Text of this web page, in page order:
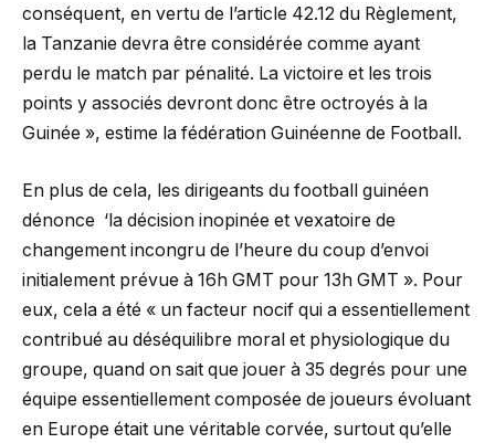
conséquent, en vertu de l’article 42.12 du Règlement,
la Tanzanie devra être considérée comme ayant
perdu le match par pénalité. La victoire et les trois
points y associés devront donc être octroyés à la
Guinée », estime la fédération Guinéenne de Football.
En plus de cela, les dirigeants du football guinéen
dénonce ‘la décision inopinée et vexatoire de
changement incongru de l’heure du coup d’envoi
initialement prévue à 16h GMT pour 13h GMT ». Pour
eux, cela a été « un facteur nocif qui a essentiellement
contribué au déséquilibre moral et physiologique du
groupe, quand on sait que jouer à 35 degrés pour une
équipe essentiellement composée de joueurs évoluant
en Europe était une véritable corvée, surtout qu’elle